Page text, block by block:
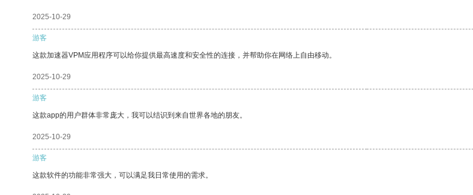
2025-10-29
游客
这款加速器VPM应用程序可以给你提供最高速度和安全性的连接，并帮助你在网络上自由移动。
2025-10-29
游客
这款app的用户群体非常庞大，我可以结识到来自世界各地的朋友。
2025-10-29
游客
这款软件的功能非常强大，可以满足我日常使用的需求。